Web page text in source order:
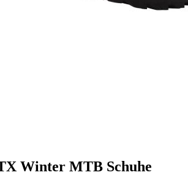
Winter MTB Schuhe